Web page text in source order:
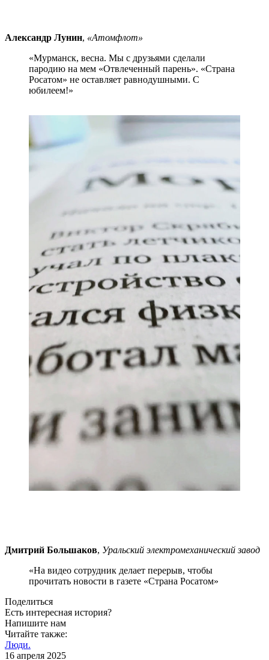
Александр Лунин, «Атомфлот»
«Мурманск, весна. Мы с друзьями сделали
пародию на мем «Отвлеченный парень». «Страна
Росатом» не оставляет равнодушными. С
юбилеем!»
Дмитрий Большаков, Уральский электромеханический завод
«На видео сотрудник делает перерыв, чтобы
прочитать новости в газете «Страна Росатом»
Поделиться
Есть интересная история?
Напишите нам
Читайте также:
Люди.
16 апреля 2025